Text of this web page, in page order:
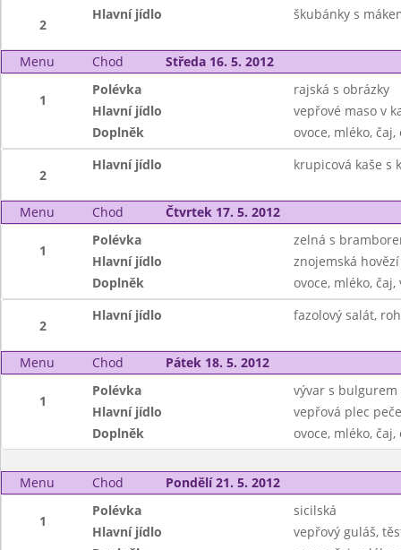
2
Hlavní jídlo škubánky s
Menu Chod Středa 16. 5. 2012
1
Polévka
rajská s obrázky
Hlavní jídlo
vepřové maso v
Doplněk
ovoce, mléko,
2
Hlavní jídlo krupicová kaše s
Menu Chod Čtvrtek 17. 5. 2012
1
Polévka
zelná s
Hlavní jídlo
znojemská
Doplněk
ovoce, mléko,
2
Hlavní jídlo fazolový salát,
Menu Chod Pátek 18. 5. 2012
1
Polévka
vývar s bulgurem
Hlavní jídlo
vepřová plec
Doplněk
ovoce, mléko,
Menu Chod Pondělí 21. 5. 2012
1
Polévka
sicilská
Hlavní jídlo
vepřový guláš,